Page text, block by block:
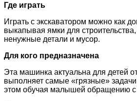
Где играть
Играть с экскаватором можно как
выкапывая ямки для
ненужные детали и мусор.
Для кого предназначена
Эта машинка актуальна для детей
выполняет самые «грязные» задачи
этом обучая малышей обращению с